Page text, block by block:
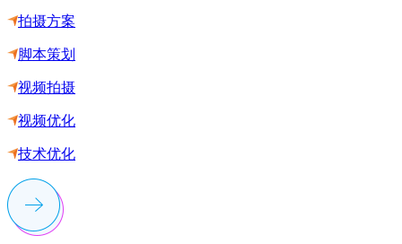
拍摄方案
脚本策划
视频拍摄
视频优化
技术优化